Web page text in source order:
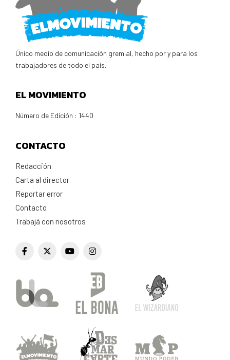
Único medio de comunicación gremial, hecho por y para los
trabajadores de todo el país.
EL MOVIMIENTO
Número de Edición : 1440
CONTACTO
Redacción
Carta al director
Reportar error
Contacto
Trabajá con nosotros